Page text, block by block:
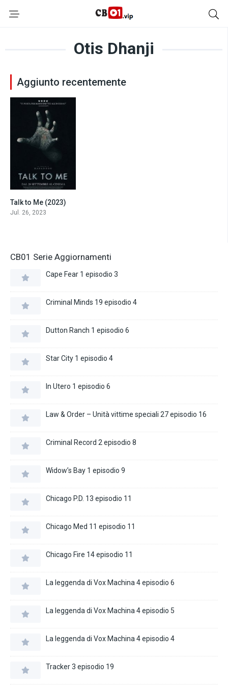
Otis Dhanji
Aggiunto recentemente
7.2
Talk to Me (2023)
Jul. 26, 2023
CB01 Serie Aggiornamenti
Cape Fear 1 episodio 3
Criminal Minds 19 episodio 4
Dutton Ranch 1 episodio 6
Star City 1 episodio 4
In Utero 1 episodio 6
Law & Order – Unità vittime speciali 27 episodio 16
Criminal Record 2 episodio 8
Widow’s Bay 1 episodio 9
Chicago P.D. 13 episodio 11
Chicago Med 11 episodio 11
Chicago Fire 14 episodio 11
La leggenda di Vox Machina 4 episodio 6
La leggenda di Vox Machina 4 episodio 5
La leggenda di Vox Machina 4 episodio 4
Tracker 3 episodio 19